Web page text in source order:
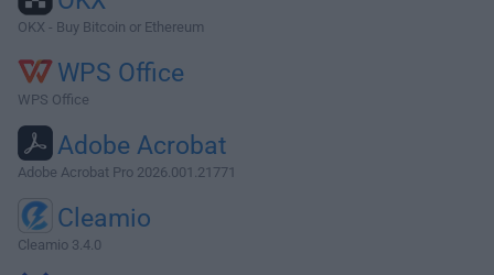
OKX - Buy Bitcoin or Ethereum
WPS Office
WPS Office
Adobe Acrobat
Adobe Acrobat Pro 2026.001.21771
Cleamio
Cleamio 3.4.0